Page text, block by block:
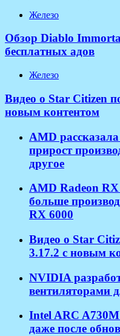
Железо
Обзор Diablo
бесплатных адов
Железо
Видео о Star Citizen
новым контентом
AMD
прирост
другое
AMD Radeon
больше
RX 6000
Видео о Star
3.17.2 с новым
NVIDIA
вентиляторами
Intel ARC
даже после